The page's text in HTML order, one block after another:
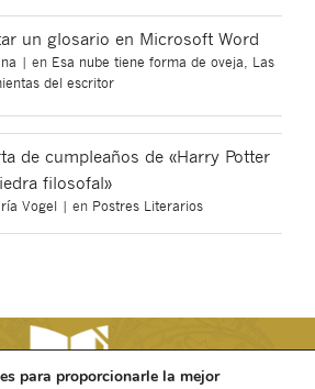
un glosario en Microsoft Word
| en Esa nube tiene forma de oveja, Las
del escritor
de cumpleaños de «Harry Potter
filosofal»
Vogel | en Postres Literarios
para proporcionarle la mejor